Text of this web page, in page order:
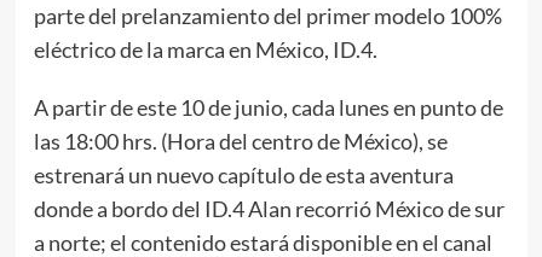
parte del prelanzamiento del primer modelo 100%
eléctrico de la marca en México, ID.4.
A partir de este 10 de junio, cada lunes en punto de
las 18:00 hrs. (Hora del centro de México), se
estrenará un nuevo capítulo de esta aventura
donde a bordo del ID.4 Alan recorrió México de sur
a norte; el contenido estará disponible en el canal